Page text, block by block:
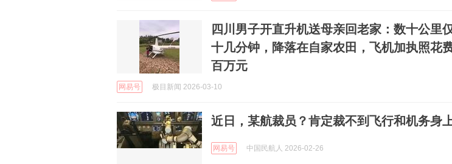
四川男子开直升机送母亲回老家：数十公里
十几分钟，降落在自家农田，飞机加执照花
百万元
网易号 极目新闻 2026-03-10
近日，某航裁员？肯定裁不到飞行和机务身
网易号 中国民航人 2026-02-26